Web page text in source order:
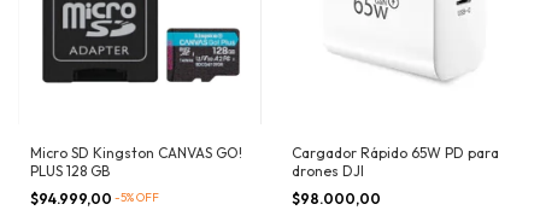
Micro SD Kingston CANVAS GO!
PLUS 128 GB
$94.999,00 -5%OFF
Cargador Rápido 65W PD para
drones DJI
$98.000,00